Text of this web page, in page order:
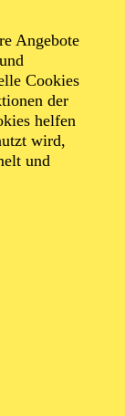
Angebote
Cookies
der
helfen
wird,
und
200
GMBH